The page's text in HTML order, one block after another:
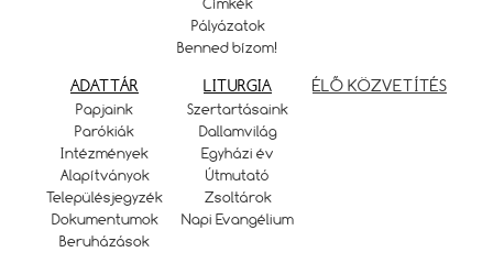
Pályázatok
Benned bízom!
ADATTÁR
Papjaink
Parókiák
Intézmények
Alapítványok
Településjegyzék
Dokumentumok
Beruházások
LITURGIA
Szertartásaink
Dallamvilág
Egyházi év
Útmutató
Zsoltárok
Napi Evangélium
ÉLŐ KÖZVETÍTÉS